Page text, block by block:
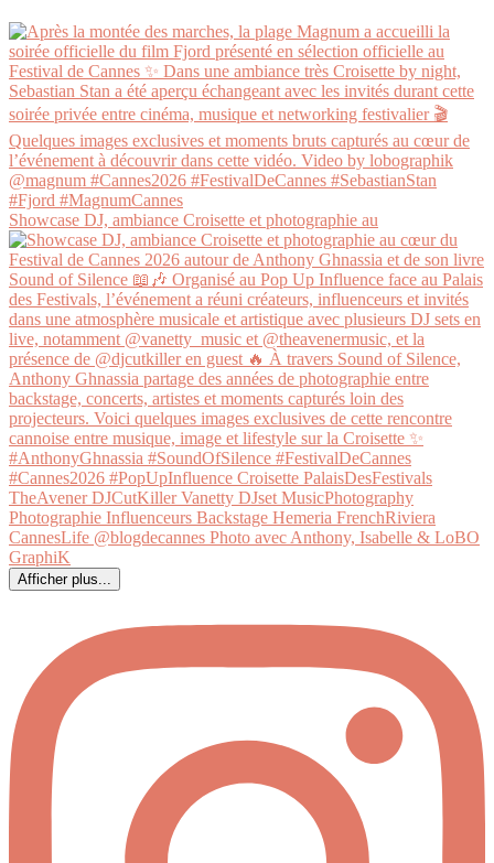
Showcase DJ, ambiance Croisette et photographie au
Afficher plus...